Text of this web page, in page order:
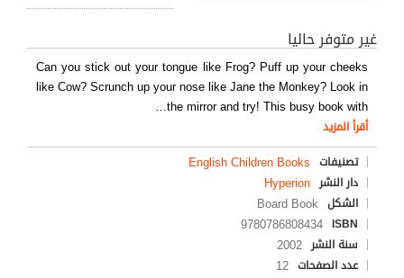
غير متوفر حاليا
Can you stick out your tongue like Frog? Puff up your cheeks
like Cow? Scrunch up your nose like Jane the Monkey? Look in
the mirror and try! This busy book with
…
أقرأ المزيد
تصنيفات English Children Books
دار النشر Hyperion
الشكل Board Book
ISBN
9780786808434
سنة النشر 2002
عدد الصفحات 12